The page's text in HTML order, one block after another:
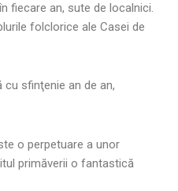
fiecare an, sute de localnici.
folclorice ale Casei de
sfinţenie an de an,
o perpetuare a unor
primăverii o fantastică